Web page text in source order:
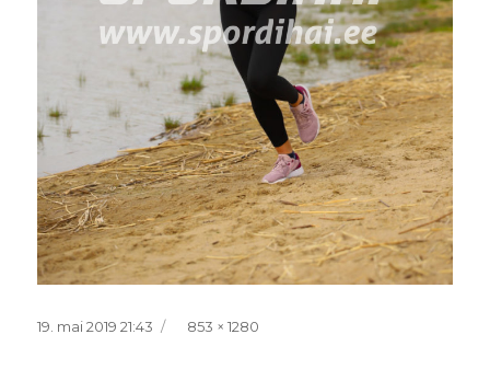
Postitatud
19. mai 2019 21:43 Täissuurus
853 × 1280